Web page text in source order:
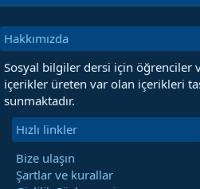
Hakkımızda
Sosyal bilgiler dersi için öğrenciler
içerikler üreten var olan içerikleri
sunmaktadır.
Hızlı linkler
Bize ulaşın
Şartlar ve kurallar